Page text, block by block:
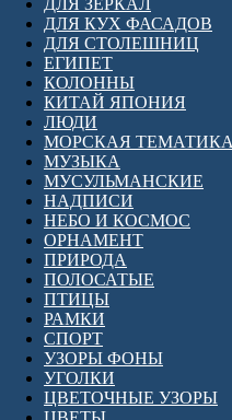
ДЛЯ ЗЕРКАЛ
ДЛЯ КУХ ФАСАДОВ
ДЛЯ СТОЛЕШНИЦ
ЕГИПЕТ
КОЛОННЫ
КИТАЙ ЯПОНИЯ
ЛЮДИ
МОРСКАЯ
МУЗЫКА
МУСУЛЬМАНСКИЕ
НАДПИСИ
НЕБО И КОСМОС
ОРНАМЕНТ
ПРИРОДА
ПОЛОСАТЫЕ
ПТИЦЫ
РАМКИ
СПОРТ
УЗОРЫ ФОНЫ
УГОЛКИ
ЦВЕТОЧНЫЕ УЗОРЫ